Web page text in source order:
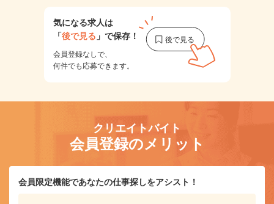
気になる求人は
「後で見る 」で保存！
会員登録なしで、
何件でも応募できます。
クリエイトバイト
会員登録のメリット
会員限定機能であなたの仕事探しをアシスト！